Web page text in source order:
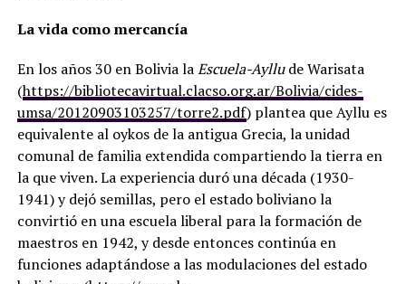
La vida como mercancía
En los años 30 en Bolivia laEscuela-Ayllude Warisata
(https://bibliotecavirtual.clacso.org.ar/Bolivia/cides-
umsa/20120903103257/torre2.pdf) plantea que Ayllu es
equivalente al oykos de la antigua Grecia, la unidad
comunal de familia extendida compartiendo la tierra en
la que viven. La experiencia duró una década (1930-
1941) y dejó semillas, pero el estado boliviano la
convirtió en una escuela liberal para la formación de
maestros en 1942, y desde entonces continúa en
funciones adaptándose a las modulaciones del estado